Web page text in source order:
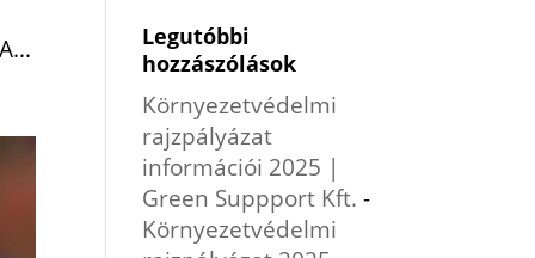
Legutóbbi
hozzászólások
Környezetvédelmi
rajzpályázat
információi 2025 |
Green Suppport Kft. -
Környezetvédelmi